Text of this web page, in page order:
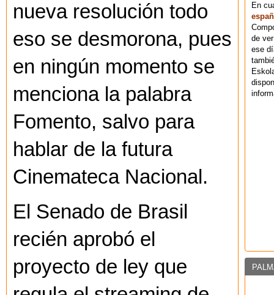
nueva resolución todo
eso se desmorona, pues
en ningún momento se
menciona la palabra
Fomento, salvo para
hablar de la futura
Cinemateca Nacional.
El Senado de Brasil
recién aprobó el
proyecto de ley que
En
de
ese